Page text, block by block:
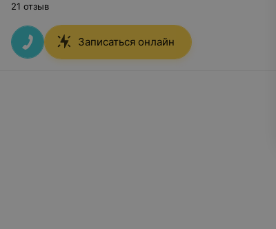
21 отзыв
Записаться онлайн